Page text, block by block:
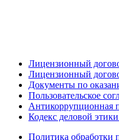
Лицензионный
Лицензионный
Документы по
Пользовательское
Антикоррупционная
Кодекс деловой
Политика обработки